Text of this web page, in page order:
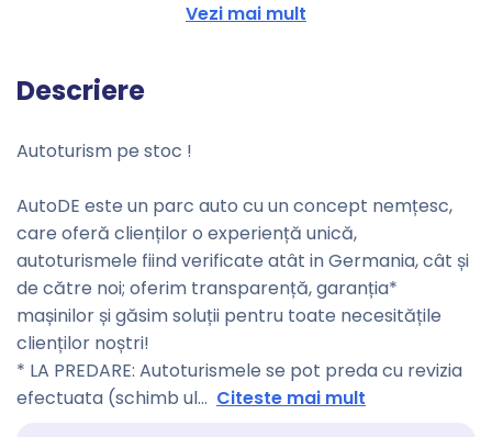
Vezi mai mult
Descriere
Autoturism pe stoc !
AutoDE este un parc auto cu un concept nemțesc,
care oferă clienților o experiență unică,
autoturismele fiind verificate atât in Germania, cât și
de către noi; oferim transparență, garanția*
mașinilor și găsim soluții pentru toate necesitățile
clienților noștri!
* LA PREDARE: Autoturismele se pot preda cu revizia
efectuata (schimb ul... Citeste mai mult